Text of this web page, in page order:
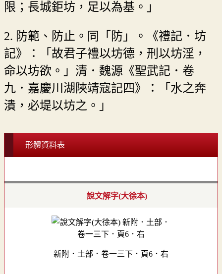
限；長城鉅坊，足以為基。」
2. 防範、防止。同「防」。《禮記．坊
記》：「故君子禮以坊德，刑以坊淫，
命以坊欲。」清．魏源《聖武記．卷
九．嘉慶川湖陝靖寇記四》：「水之奔
潰，必堤以坊之。」
形體資料表
說文解字(大徐本)
新附．土部．卷一三下．頁6．右